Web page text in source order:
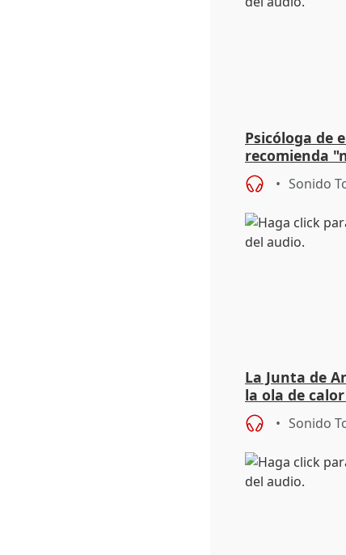
Psicóloga de
recomienda
síntomas
Sonido
La Junta de
la ola de
importancia
Sonido